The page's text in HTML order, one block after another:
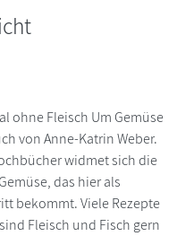
ohne Fleisch Um Gemüse
von Anne-Katrin Weber.
widmet sich die
das hier als
bekommt. Viele Rezepte
Fleisch und Fisch gern